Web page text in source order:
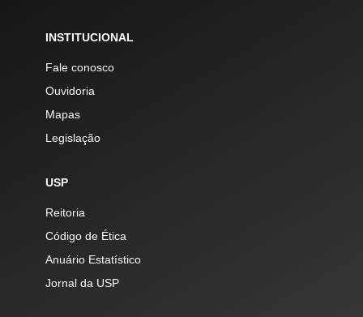
INSTITUCIONAL
Fale conosco
Ouvidoria
Mapas
Legislação
USP
Reitoria
Código de Ética
Anuário Estatístico
Jornal da USP